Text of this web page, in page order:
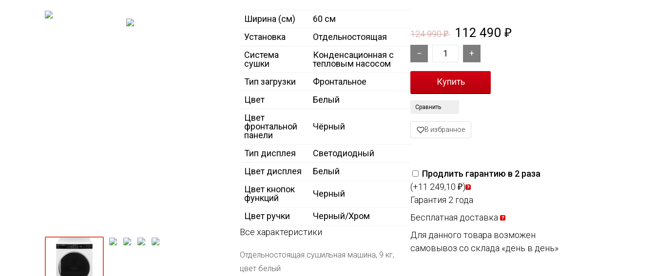
Ширина (см)
60 см
Установка
Отдельностоящая
Система
сушки
Конденсационная с
тепловым насосом
Тип загрузки
Фронтальное
Цвет
Белый
Цвет
фронтальной
панели
Чёрный
Тип дисплея
Светодиодный
Цвет дисплея
Белый
Цвет кнопок
функций
Черный
Цвет ручки
Черный/Хром
Все характеристики
Отдельностоящая сушильная машина, 9 кг,
цвет белый
124 990₽ 112 490 ₽
Сравнить
В избранное
Продлить гарантию в 2 раза
(+11 249,10 ₽)
Гарантия 2 года
Бесплатная доставка
Для данного товара возможен
самовывоз со склада «день в день»